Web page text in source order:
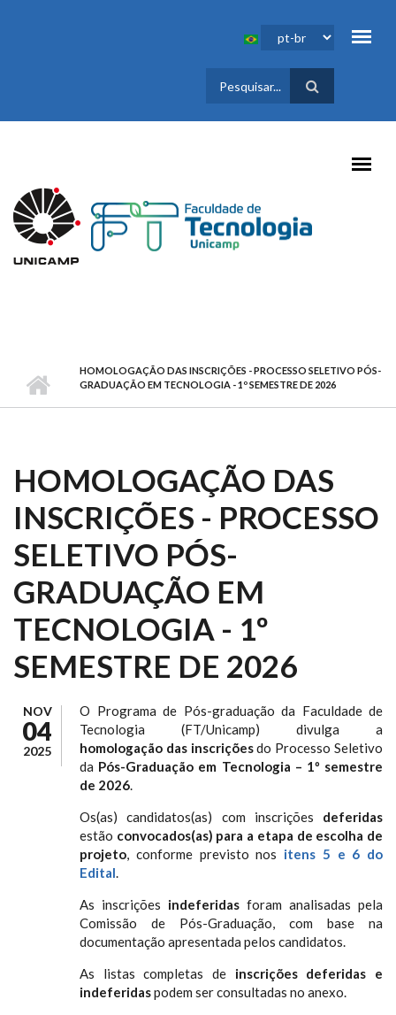
FORMULÁRIO
DE BUSCA
HOMOLOGAÇÃO DAS INSCRIÇÕES - PROCESSO SELETIVO PÓS-
GRADUAÇÃO EM TECNOLOGIA - 1º SEMESTRE DE 2026
HOMOLOGAÇÃO DAS
INSCRIÇÕES - PROCESSO
SELETIVO PÓS-
GRADUAÇÃO EM
TECNOLOGIA - 1º
SEMESTRE DE 2026
NOV
04
2025
O Programa de Pós-graduação da Faculdade de
Tecnologia (FT/Unicamp) divulga a
homologação das inscriçõesdo Processo Seletivo
da Pós-Graduação em Tecnologia – 1º semestre
de 2026.
Os(as) candidatos(as) com inscrições deferidas
estão convocados(as) para a etapa de escolha de
projeto, conforme previsto nos itens 5 e 6 do
Edital.
As inscrições indeferidas foram analisadas pela
Comissão de Pós-Graduação, com base na
documentação apresentada pelos candidatos.
As listas completas de inscrições deferidas e
indeferidaspodem ser consultadas no anexo.